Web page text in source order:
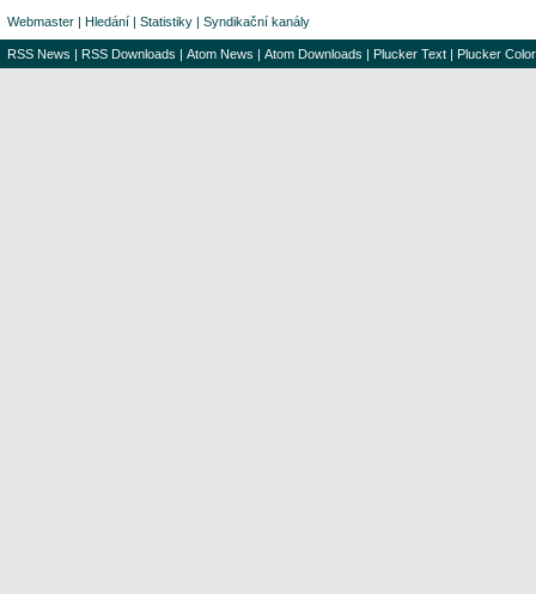
Webmaster | Hledání | Statistiky | Syndikační kanály
RSS News | RSS Downloads | Atom News | Atom Downloads | Plucker Text | Plucker Color